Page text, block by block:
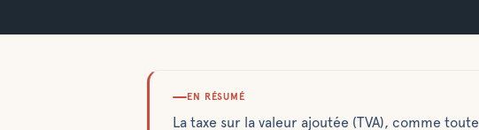
EN RÉSUMÉ
La taxe sur la valeur ajoutée (TVA), comme